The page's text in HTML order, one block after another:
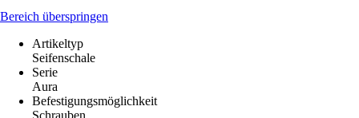
Bereich überspringen
Artikeltyp
Seifenschale
Serie
Aura
Befestigungsmöglichkeit
Schrauben